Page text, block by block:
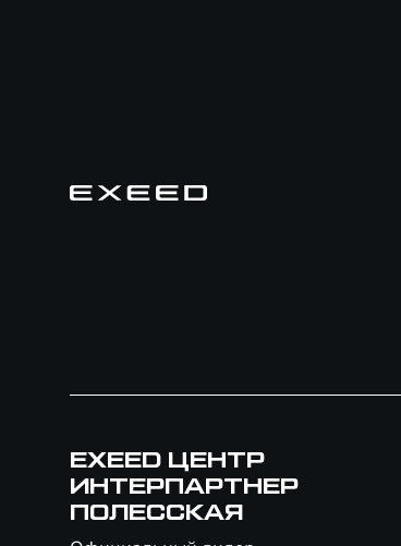
EXEED ЦЕНТР
ИНТЕРПАРТНЕР
ПОЛЕССКАЯ